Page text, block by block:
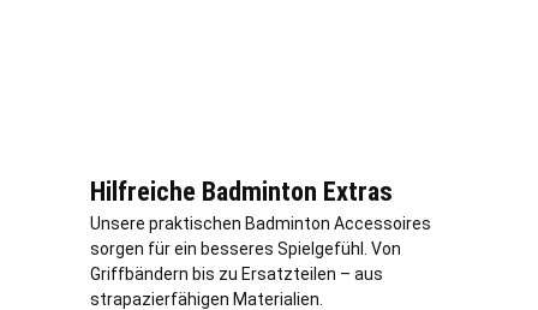
Hilfreiche Badminton Extras
Unsere praktischen Badminton Accessoires
sorgen für ein besseres Spielgefühl. Von
Griffbändern bis zu Ersatzteilen – aus
strapazierfähigen Materialien.